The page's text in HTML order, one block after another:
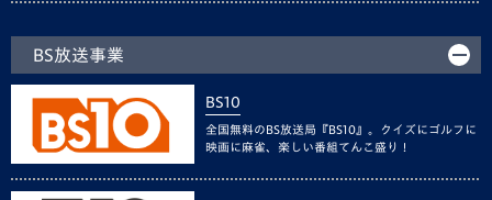
BS放送事業
BS10
全国無料のBS放送局『BS10』。クイズにゴルフに
映画に麻雀、楽しい番組てんこ盛り！